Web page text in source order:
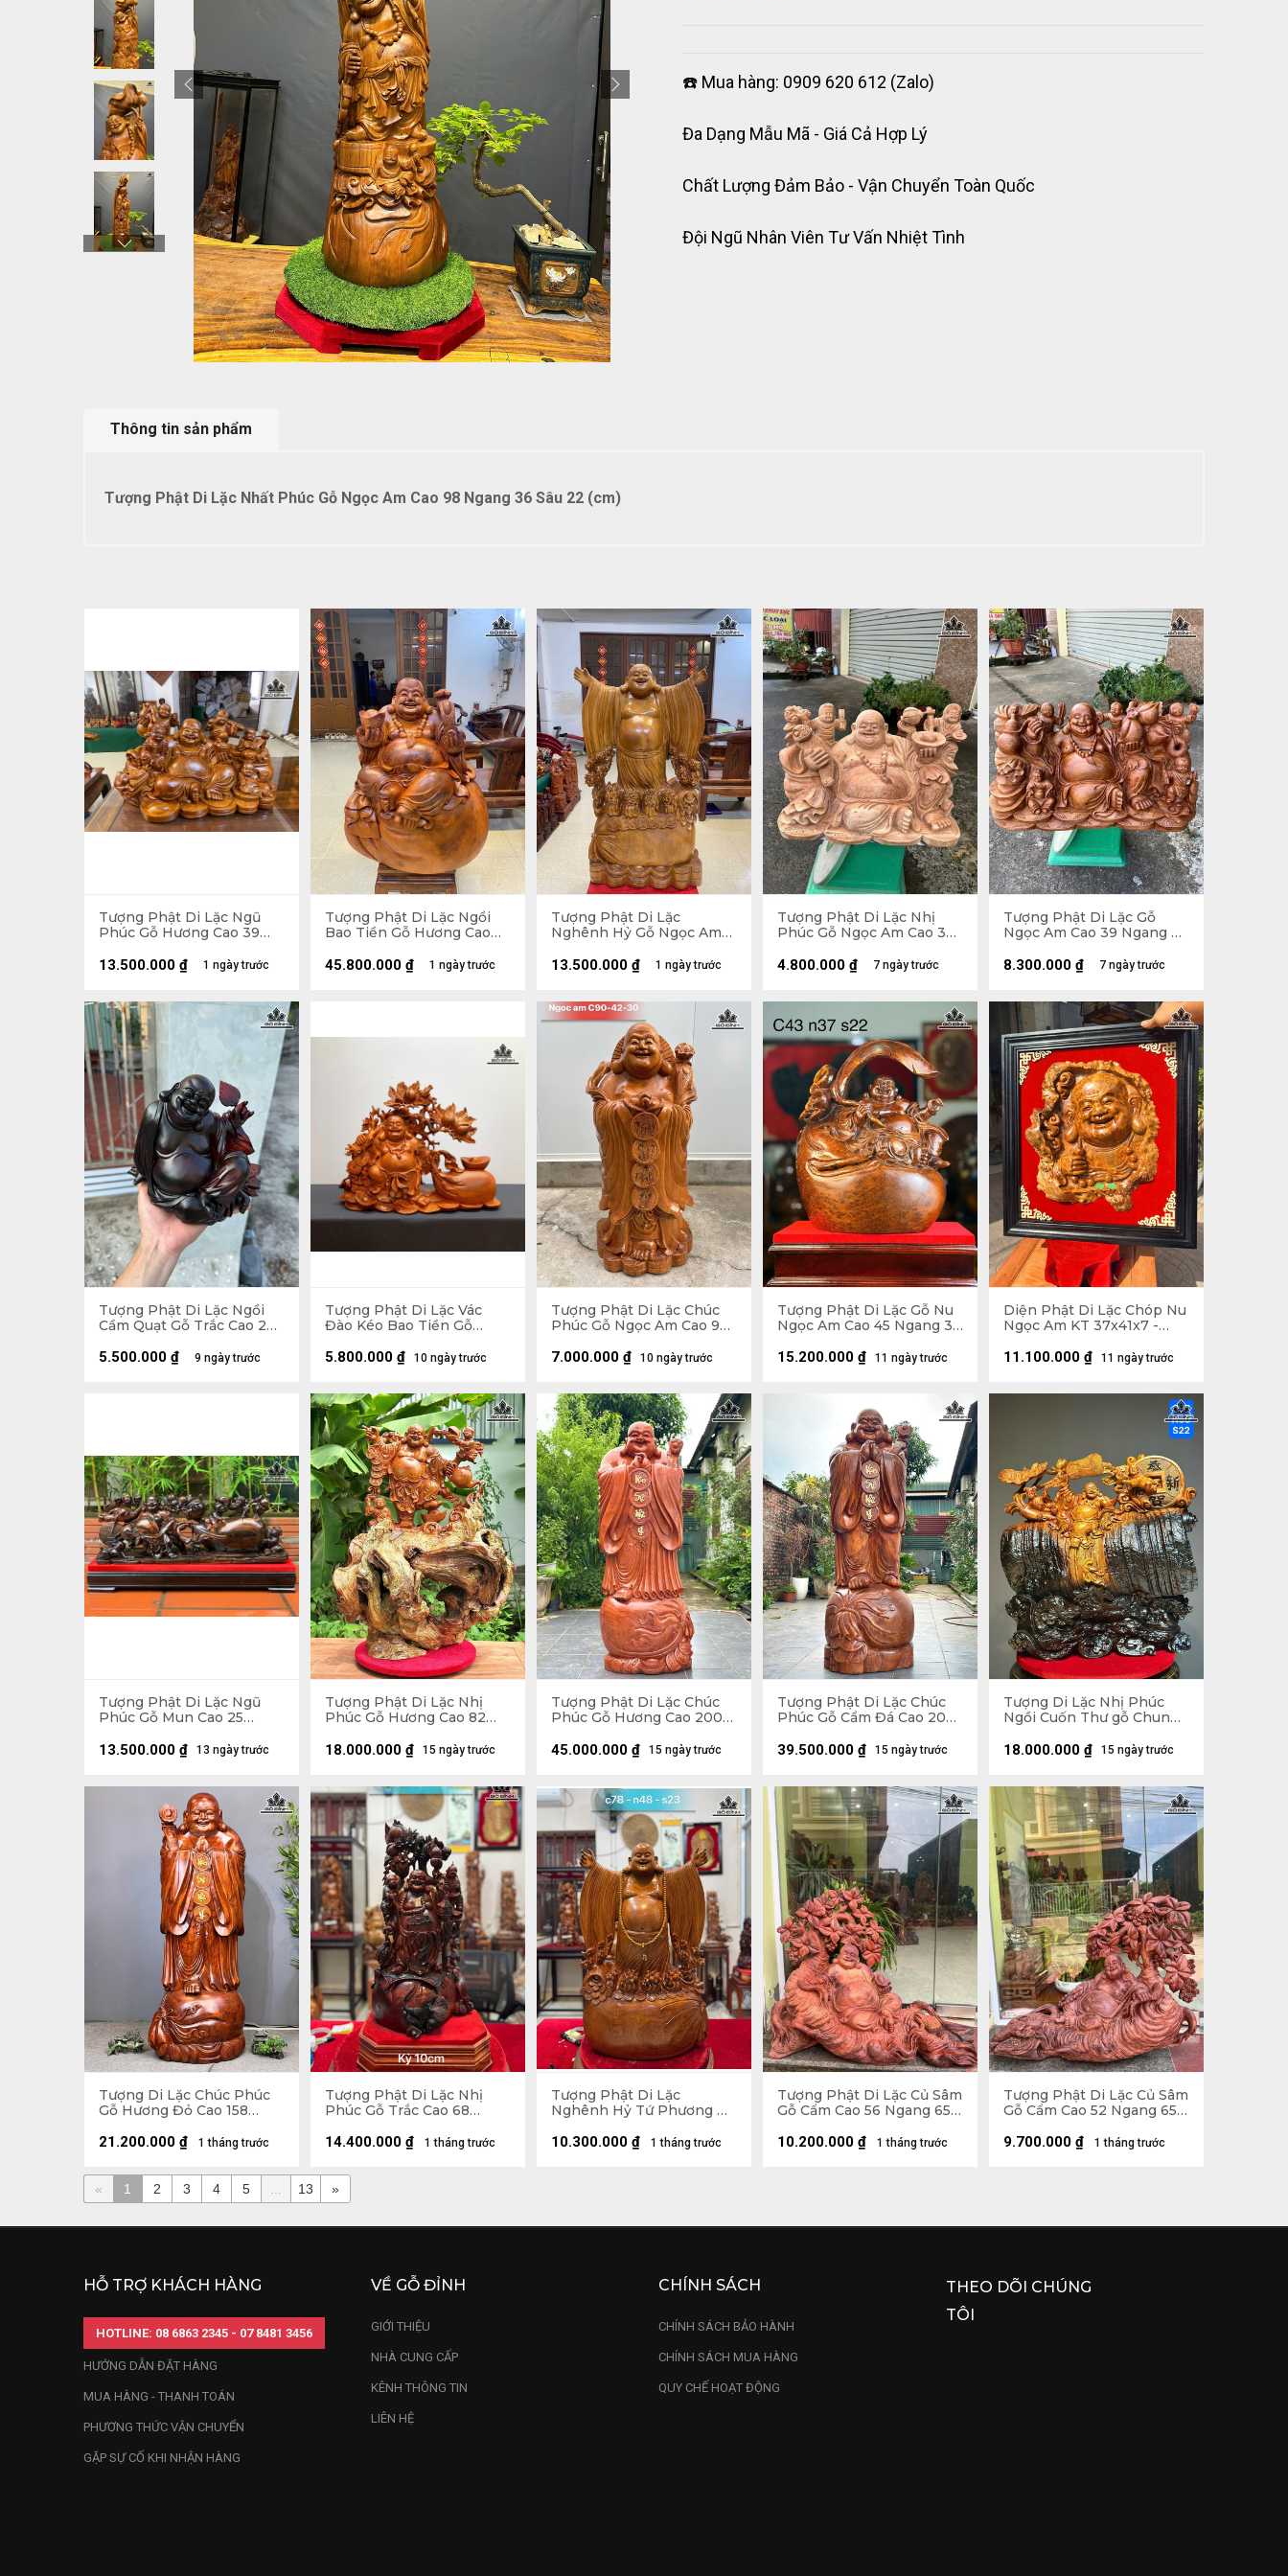
☎️ Mua hàng: 0909 620 612 (Zalo)
Đa Dạng Mẫu Mã - Giá Cả Hợp Lý
Chất Lượng Đảm Bảo - Vận Chuyển Toàn Quốc
Đội Ngũ Nhân Viên Tư Vấn Nhiệt Tình
Thông tin sản phẩm
Tượng Phật Di Lặc Nhất Phúc Gỗ Ngọc Am Cao 98 Ngang 36 Sâu 22 (cm)
Tượng Phật Di Lặc Ngũ
Phúc Gỗ Hương Cao 39
1 ngày trước
13.500.000 ₫
Tượng Phật Di Lặc Ngồi
Bao Tiền Gỗ Hương Cao
155kg
1 ngày trước
45.800.000 ₫
Tượng Phật Di Lặc
Nghênh Hỷ Gỗ Ngọc Am
(cm)
1 ngày trước
13.500.000 ₫
Tượng Phật Di Lặc Nhị
Phúc Gỗ Ngọc Am Cao 30
7 ngày trước
4.800.000 ₫
Tượng Phật Di Lặc Gỗ
Ngọc Am Cao 39 Ngang 71
7 ngày trước
8.300.000 ₫
Tượng Phật Di Lặc Ngồi
Cầm Quạt Gỗ Trắc Cao 20
9 ngày trước
5.500.000 ₫
Tượng Phật Di Lặc Vác
Đào Kéo Bao Tiền Gỗ
Sâu 18 (cm)
10 ngày trước
5.800.000 ₫
Tượng Phật Di Lặc Chúc
Phúc Gỗ Ngọc Am Cao 90
10 ngày trước
7.000.000 ₫
Tượng Phật Di Lặc Gỗ Nu
Ngọc Am Cao 45 Ngang 37
11 ngày trước
15.200.000 ₫
Diện Phật Di Lặc Chóp Nu
Ngọc Am KT 37x41x7 -
11 ngày trước
11.100.000 ₫
Tượng Phật Di Lặc Ngũ
Phúc Gỗ Mun Cao 25
13 ngày trước
13.500.000 ₫
Tượng Phật Di Lặc Nhị
Phúc Gỗ Hương Cao 82
15 ngày trước
18.000.000 ₫
Tượng Phật Di Lặc Chúc
Phúc Gỗ Hương Cao 200
15 ngày trước
45.000.000 ₫
Tượng Phật Di Lặc Chúc
Phúc Gỗ Cẩm Đá Cao 200
15 ngày trước
39.500.000 ₫
Tượng Di Lặc Nhị Phúc
Ngồi Cuốn Thư gỗ Chun
50 Sâu 22 (cm)15 ngày trước
18.000.000 ₫
Tượng Di Lặc Chúc Phúc
Gỗ Hương Đỏ Cao 158
1 tháng trước
21.200.000 ₫
Tượng Phật Di Lặc Nhị
Phúc Gỗ Trắc Cao 68
1 tháng trước
14.400.000 ₫
Tượng Phật Di Lặc
Nghênh Hỷ Tứ Phương Gỗ
Sâu 23 (cm)
1 tháng trước
10.300.000 ₫
Tượng Phật Di Lặc Củ Sâm
Gỗ Cẩm Cao 56 Ngang 65
1 tháng trước
10.200.000 ₫
Tượng Phật Di Lặc Củ Sâm
Gỗ Cẩm Cao 52 Ngang 65
1 tháng trước
9.700.000 ₫
« 1 2 3 4 5 13 »
HỖ TRỢ KHÁCH HÀNG
HOTLINE: 08 6863 2345 - 07 8481 3456
HƯỚNG DẪN ĐẶT HÀNG
MUA HÀNG - THANH TOÁN
PHƯƠNG THỨC VẬN CHUYỂN
GẶP SỰ CỐ KHI NHẬN HÀNG
VỀ GỖ ĐỈNH
GIỚI THIỆU
NHÀ CUNG CẤP
KÊNH THÔNG TIN
LIÊN HỆ
CHÍNH SÁCH
CHÍNH SÁCH BẢO HÀNH
CHÍNH SÁCH MUA HÀNG
QUY CHẾ HOẠT ĐỘNG
THEO DÕI CHÚNG
TÔI